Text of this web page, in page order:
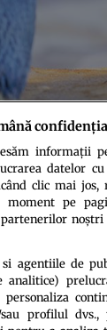
Politica de
informații
datelor cu
clic mai jos,
pe
noștri
agentiile de
profilul